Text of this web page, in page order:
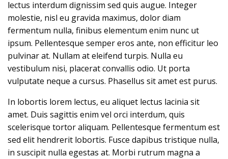
lectus interdum dignissim sed quis augue. Integer
molestie, nisl eu gravida maximus, dolor diam
fermentum nulla, finibus elementum enim nunc ut
ipsum. Pellentesque semper eros ante, non efficitur leo
pulvinar at. Nullam at eleifend turpis. Nulla eu
vestibulum nisi, placerat convallis odio. Ut porta
vulputate neque a cursus. Phasellus sit amet est purus.
In lobortis lorem lectus, eu aliquet lectus lacinia sit
amet. Duis sagittis enim vel orci interdum, quis
scelerisque tortor aliquam. Pellentesque fermentum est
sed elit hendrerit lobortis. Fusce dapibus tristique nulla,
in suscipit nulla egestas at. Morbi rutrum magna a